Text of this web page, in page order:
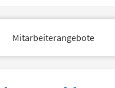
Mitarbeiterangebote